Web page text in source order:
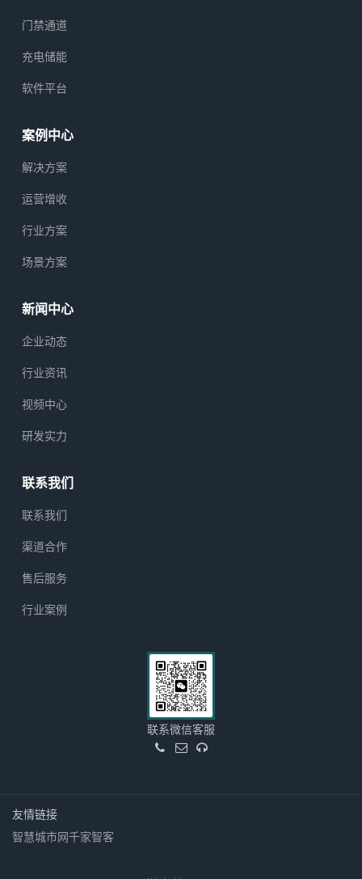
门禁通道
充电储能
软件平台
案例中心
解决方案
运营增收
行业方案
场景方案
新闻中心
企业动态
行业资讯
视频中心
研发实力
联系我们
联系我们
渠道合作
售后服务
行业案例
联系微信客服
友情链接
智慧城市网千家智客